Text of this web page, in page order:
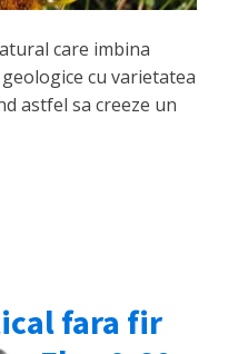
care imbina
cu varietatea
astfel sa creeze un